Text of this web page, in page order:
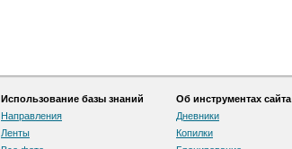
Использование базы знаний
Направления
Ленты
Об инструментах сайта
Дневники
Копилки